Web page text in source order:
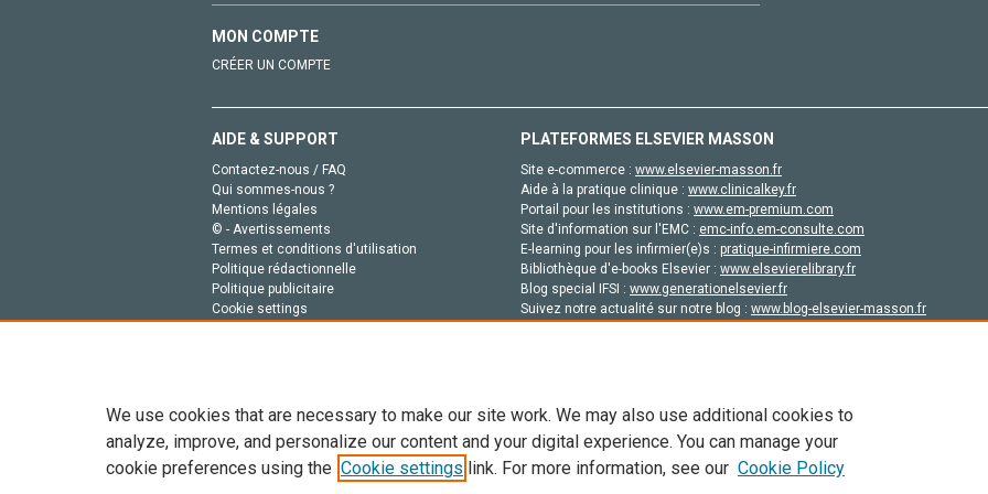
MON COMPTE
CRÉER UN COMPTE
AIDE & SUPPORT
Contactez-nous / FAQ
Qui sommes-nous ?
Mentions légales
© - Avertissements
Termes et conditions d'utilisation
Politique rédactionnelle
Politique publicitaire
Cookie settings
PLATEFORMES ELSEVIER MASSON
Site e-commerce : www.elsevier-masson.fr
Aide à la pratique clinique : www.clinicalkey.fr
Portail pour les institutions : www.em-premium.com
Site d'information sur l'EMC : emc-info.em-consulte.com
E-learning pour les infirmier(e)s : pratique-infirmiere.com
Bibliothèque d'e-books Elsevier : www.elsevierelibrary.fr
Blog special IFSI : www.generationelsevier.fr
Suivez notre actualité sur notre blog : www.blog-elsevier-masson.fr
Tout le contenu de ce site: Copyright © 2026 Elsevier, ses concédants de licence et ses contributeurs. Tout les droits sont réservés,
de données, a la formation en IA et aux technologies similaires. Pour tout contenu en libre accès, les conditions de licence
We use cookies that are necessary to make our site work. We may also use additional cookies to
analyze, improve, and personalize our content and your digital experience. You can manage your
cookie preferences using the Cookie settings link. For more information, see our Cookie Policy